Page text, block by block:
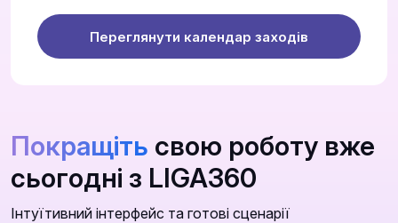
Переглянути календар заходів
Покращіть свою роботу вже
сьогодні з LIGA360
Інтуїтивний інтерфейс та готові сценарії